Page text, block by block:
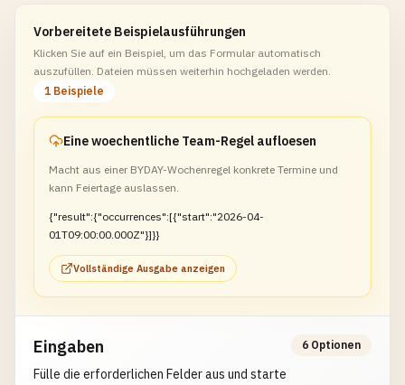
Vorbereitete Beispielausführungen
Klicken Sie auf ein Beispiel, um das Formular automatisch
auszufüllen. Dateien müssen weiterhin hochgeladen werden.
1 Beispiele
Eine woechentliche Team-Regel aufloesen
Macht aus einer BYDAY-Wochenregel konkrete Termine und
kann Feiertage auslassen.
{"result":{"occurrences":[{"start":"2026-04-
01T09:00:00.000Z"}]}}
Vollständige Ausgabe anzeigen
Eingaben
Fülle die erforderlichen Felder aus und starte
6 Optionen